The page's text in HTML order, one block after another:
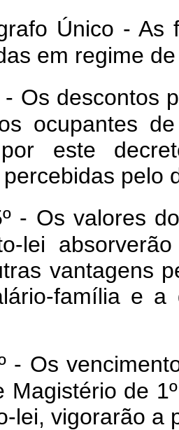
Único - As
em regime
- Os descontos
ocupantes
este
pelo
- Os valores
lei
vantagens
família e a
- Os
Magistério de
lei, vigorarão a